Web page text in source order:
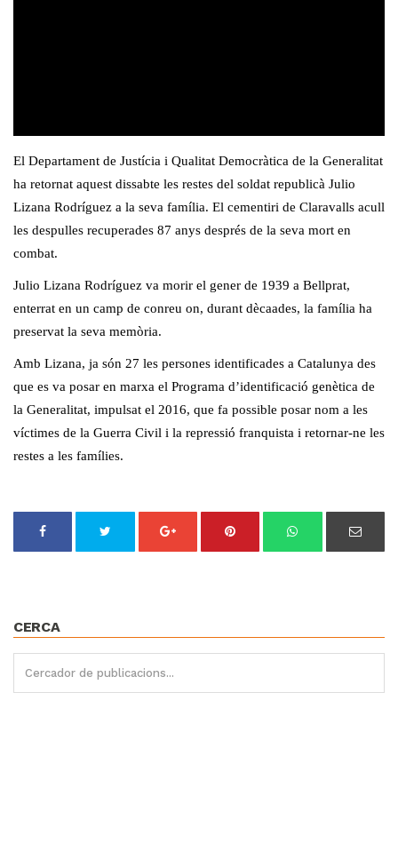
El Departament de Justícia i Qualitat Democràtica de la Generalitat
ha retornat aquest dissabte les restes del soldat republicà Julio
Lizana Rodríguez a la seva família. El cementiri de Claravalls acull
les despulles recuperades 87 anys després de la seva mort en
combat.
Julio Lizana Rodríguez va morir el gener de 1939 a Bellprat,
enterrat en un camp de conreu on, durant dècaades, la família ha
preservat la seva memòria.
Amb Lizana, ja són 27 les persones identificades a Catalunya des
que es va posar en marxa el Programa d’identificació genètica de
la Generalitat, impulsat el 2016, que fa possible posar nom a les
víctimes de la Guerra Civil i la repressió franquista i retornar-ne les
restes a les famílies.
CERCA